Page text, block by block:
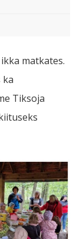
matkates.
ka
Tiksoja